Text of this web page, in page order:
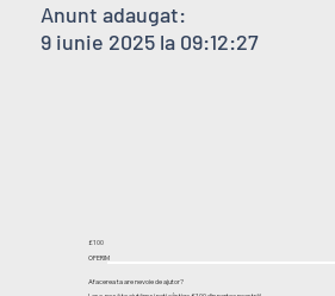
Anunt adaugat:
9 iunie 2025 la 09:12:27
OFERIM
£100
Afacerea ta are nevoie de ajutor?